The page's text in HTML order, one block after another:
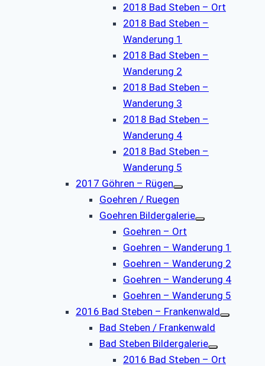
2018 Bad Steben – Ort
2018 Bad Steben –
Wanderung 1
2018 Bad Steben –
Wanderung 2
2018 Bad Steben –
Wanderung 3
2018 Bad Steben –
Wanderung 4
2018 Bad Steben –
Wanderung 5
2017 Göhren – Rügen
Goehren / Ruegen
Goehren Bildergalerie
Goehren – Ort
Goehren – Wanderung 1
Goehren – Wanderung 2
Goehren – Wanderung 4
Goehren – Wanderung 5
2016 Bad Steben – Frankenwald
Bad Steben / Frankenwald
Bad Steben Bildergalerie
2016 Bad Steben – Ort